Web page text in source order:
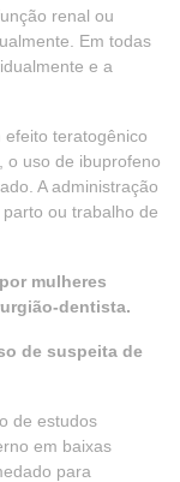
renal ou
Em todas
e a
teratogênico
o uso de ibuprofeno
A administração
ou trabalho de
mulheres
dentista.
de suspeita de
de estudos
em baixas
para